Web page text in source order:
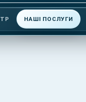
НАШІ ПОСЛУГИ